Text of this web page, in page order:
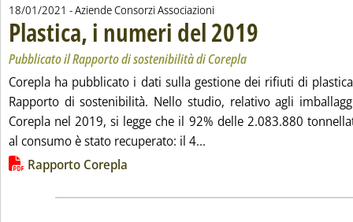
18/01/2021 - Aziende Consorzi Associazioni
Plastica, i numeri del 2019
Pubblicato il Rapporto di sostenibilità di Corepla
Corepla ha pubblicato i dati sulla gestione dei rifiuti di
Rapporto di sostenibilità. Nello studio, relativo agli
Corepla nel 2019, si legge che il 92% delle 2.083.880
al consumo è stato recuperato: il 4...
Lista allegati PDF alla notizia
Rapporto Corepla